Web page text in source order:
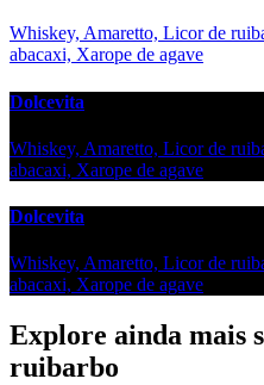
Whiskey, Amaretto, Licor de
abacaxi, Xarope de agave
Dolcevita
Whiskey, Amaretto, Licor de
abacaxi, Xarope de agave
Dolcevita
Whiskey, Amaretto, Licor de
abacaxi, Xarope de agave
Explore ainda mais
ruibarbo